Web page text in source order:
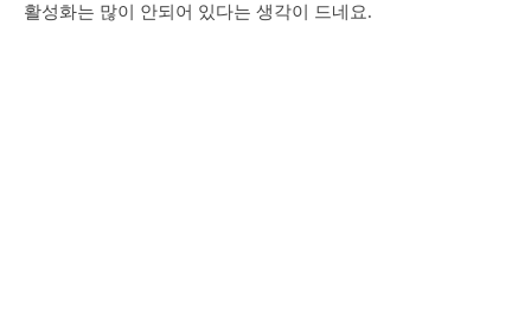
활성화는 많이 안되어 있다는 생각이 드네요.